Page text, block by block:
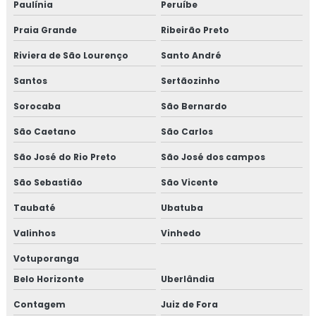
TREINAMENTO NR10 BÁSICO
CURSO NR 10 PRESENCIAL
Paulínia Peruíbe
Praia Grande Ribeirão Preto
Riviera de São Lourenço Santo André
Santos Sertãozinho
Sorocaba São Bernardo
São Caetano São Carlos
São José do Rio Preto São José dos campos
São Sebastião São Vicente
Taubaté Ubatuba
Valinhos Vinhedo
Votuporanga
Belo Horizonte
Uberlândia
Contagem Juiz de Fora